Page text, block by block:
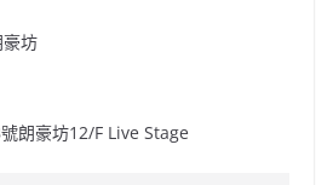
坊
朗豪坊12/F Live Stage